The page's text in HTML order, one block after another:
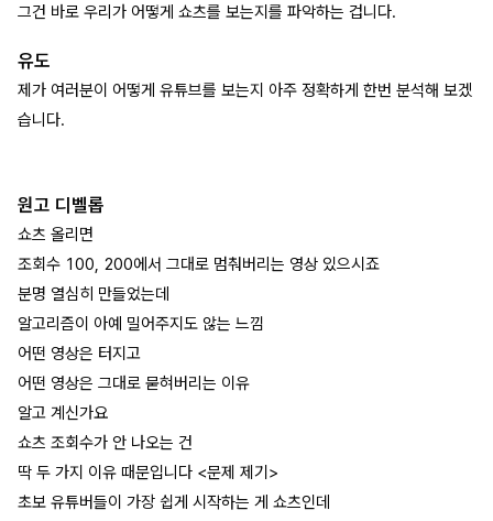
그건 바로 우리가 어떻게 쇼츠를 보는지를 파악하는 겁니다.
유도
제가 여러분이 어떻게 유튜브를 보는지 아주 정확하게 한번 분석해 보겠
습니다.
원고 디벨롭
쇼츠 올리면
조회수 100, 200에서 그대로 멈춰버리는 영상 있으시죠
분명 열심히 만들었는데
알고리즘이 아예 밀어주지도 않는 느낌
어떤 영상은 터지고
어떤 영상은 그대로 묻혀버리는 이유
알고 계신가요
쇼츠 조회수가 안 나오는 건
딱 두 가지 이유 때문입니다 <문제 제기>
초보 유튜버들이 가장 쉽게 시작하는 게 쇼츠인데